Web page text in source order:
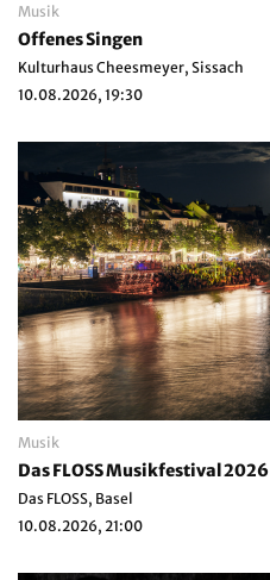
Musik
Offenes Singen
Kulturhaus Cheesmeyer, Sissach
10.08.2026, 19:30
Musik
Das FLOSS Musikfestival 2026
Das FLOSS, Basel
10.08.2026, 21:00